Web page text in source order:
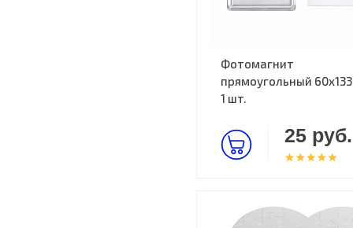
Фотомагнит
прямоугольный
1 шт.
25 руб.